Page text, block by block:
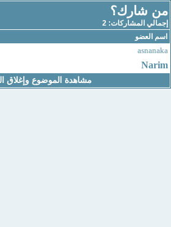
من شارك؟
إجمالي المشاركات: 2
اسم العضو
asnanaka
Narim
مشاهدة الموضوع وإغلاق